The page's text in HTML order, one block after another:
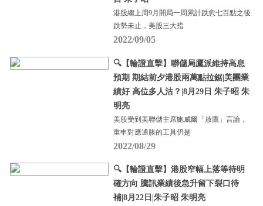
港股繼上周9月開局一周累計跌愈七百點之後
跌勢未止，美股三大指
2022/09/05
🔍【輪證直擊】聯儲局鷹派維持高息
預期 期結前夕港股兩萬點拉鋸|美團業
績好 高位多人沽？|8月29日 朱子昭 朱
明亮
美股受到美聯儲主席鮑威爾「放鷹」言論，
重申對應通脹的工具仍是
2022/08/29
🔍【輪證直擊】港股窄幅上落等待明
確方向 騰訊業績後急升留下裂口待
補|8月22日|朱子昭 朱明亮